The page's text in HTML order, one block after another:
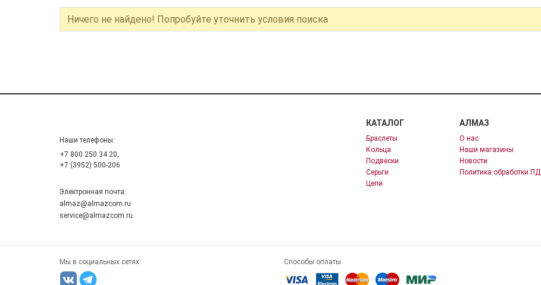
Ничего не найдено! Попробуйте уточнить условия поиска
Наши телефоны:
+7 800 250 34 20,
+7 (3952) 500-206
Электронная почта:
almaz@almazcom.ru
service@almazcom.ru
КАТАЛОГ
Браслеты
Кольца
Подвески
Серьги
Цепи
АЛМАЗ
О нас
Наши магазины
Новости
Политика обработки ПД
Мы в социальных сетях: Способы оплаты